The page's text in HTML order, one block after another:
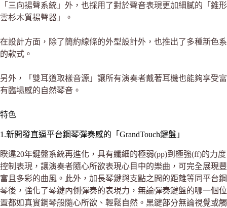
「三向揚聲系統」外，也採用了對於聲音表現更加細膩的「錐形
雲杉木質揚聲器」。
在設計方面，除了簡約線條的外型設計外，也推出了多種新色系
的款式。
另外，「雙耳道取樣音源」讓所有演奏者戴著耳機也能夠享受富
有臨場感的自然琴音。
特色
1.新開發直逼平台鋼琴彈奏感的「GrandTouch鍵盤」
睽違20年鍵盤系統再進化，具有纖細的極弱(pp)到極強(ff)的力度
控制表現，讓演奏者隨心所欲表現心目中的樂曲，可完全展現豐
富且多彩的曲風。此外，加長琴鍵與支點之間的距離等同平台鋼
琴後，強化了琴鍵內側彈奏的表現力，無論彈奏鍵盤的哪一個位
置都如真實鋼琴般隨心所欲、輕鬆自然。黑鍵部分無論視覺或觸